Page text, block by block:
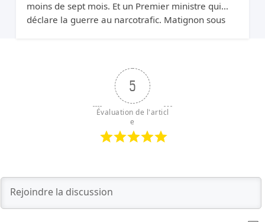
moins de sept mois. Et un Premier ministre qui
déclare la guerre au narcotrafic. Matignon sous
5
Évaluation de l'articl
e